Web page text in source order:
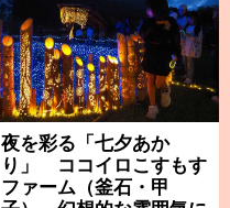
夜を彩る「七夕あか
り」 ココイロこすもす
ファーム（釜石・甲